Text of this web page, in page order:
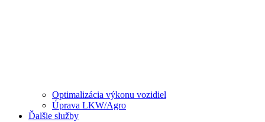
Optimalizácia výkonu vozidiel
Úprava LKW/Agro
Ďalšie služby